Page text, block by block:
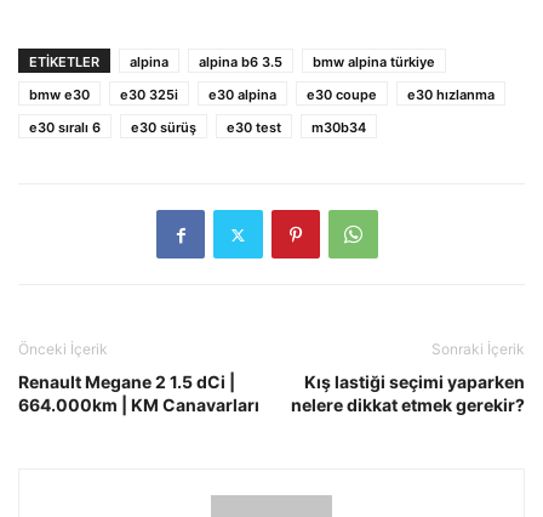
ETIKETLER alpina alpina b6 3.5
bmw alpina türkiye
bmw e30
e30 325i e30 alpina e30 coupe
e30 hızlanma
e30 sıralı 6
e30 sürüş e30 test m30b34
Önceki İçerik
Renault Megane 2 1.5 dCi |
664.000km | KM Canavarları
Sonraki İçerik
Kış lastiği seçimi yaparken
nelere dikkat etmek gerekir?